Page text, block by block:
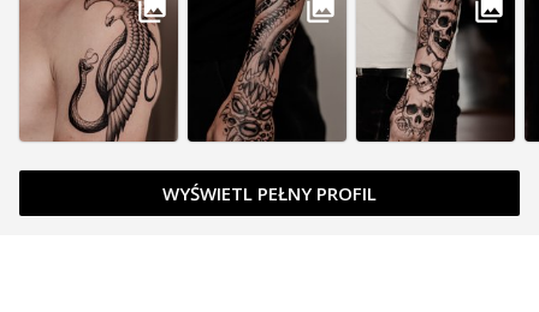
WYŚWIETL PEŁNY PROFIL